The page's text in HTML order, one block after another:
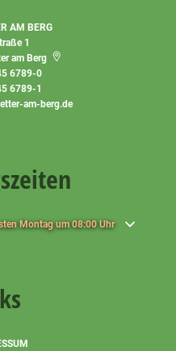
AM BERG
1
am Berg
6789-0
6789-1
am-berg.de
Schließzeiten auszublenden
Montag um 08:00 Uhr